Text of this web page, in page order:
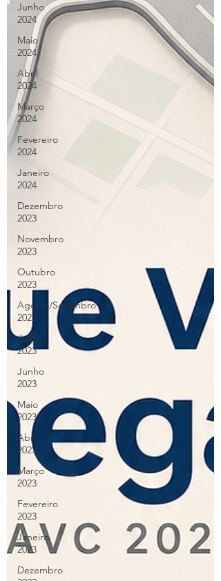
Junho
2024
Maio
2024
Abril
2024
Março
2024
Fevereiro
2024
Janeiro
2024
Dezembro
2023
Novembro
2023
Outubro
2023
Agosto/Setembro
2023
Julho
2023
Junho
2023
Maio
2023
Abril
2023
Março
2023
Fevereiro
2023
Janeiro
2023
Dezembro